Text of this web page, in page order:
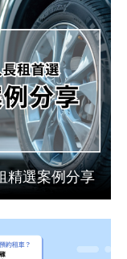
精選案例分享